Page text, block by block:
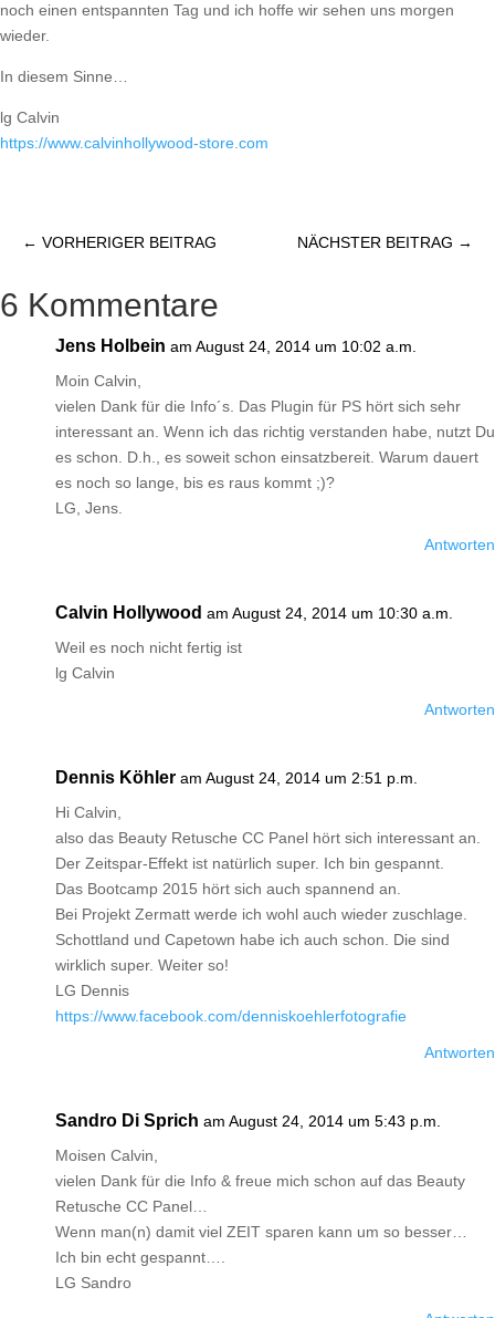
noch einen entspannten Tag und ich hoffe wir sehen uns morgen
wieder.
In diesem Sinne…
lg Calvin
https://​www.calvinhollywood-store.com
← VORHERIGER BEITRAG NÄCHSTER BEITRAG →
6 Kommentare
Jens Holbein am August 24, 2014 um 10:02 a.m.
Moin Calvin,
vielen Dank für die Info´s. Das Plugin für PS hört sich sehr
interessant an. Wenn ich das richtig verstanden habe, nutzt Du
es schon. D.h., es soweit schon einsatzbereit. Warum dauert
es noch so lange, bis es raus kommt ;)?
LG, Jens.
Antworten
Calvin Hollywood am August 24, 2014 um 10:30 a.m.
Weil es noch nicht fertig ist
lg Calvin
Antworten
Dennis Köhler am August 24, 2014 um 2:51 p.m.
Hi Calvin,
also das Beauty Retusche CC Panel hört sich interessant an.
Der Zeitspar-Effekt ist natürlich super. Ich bin gespannt.
Das Bootcamp 2015 hört sich auch spannend an.
Bei Projekt Zermatt werde ich wohl auch wieder zuschlage.
Schottland und Capetown habe ich auch schon. Die sind
wirklich super. Weiter so!
LG Dennis
https://www.facebook.com/denniskoehlerfotografie
Antworten
Sandro Di Sprich am August 24, 2014 um 5:43 p.m.
Moisen Calvin,
vielen Dank für die Info & freue mich schon auf das Beauty
Retusche CC Panel…
Wenn man(n) damit viel ZEIT sparen kann um so besser…
Ich bin echt gespannt….
LG Sandro